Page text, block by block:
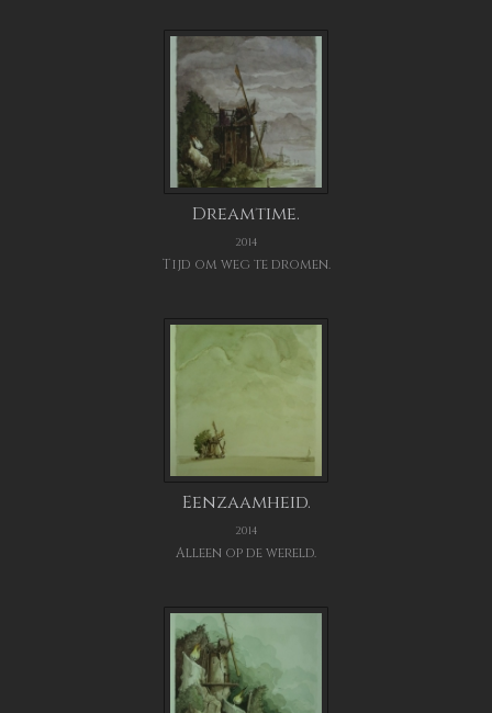
Dreamtime.
2014
Tijd om weg te dromen.
Eenzaamheid.
2014
Alleen op de wereld.